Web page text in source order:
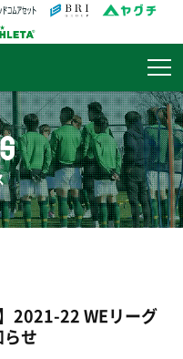
2021-22 WEリーグ
せ